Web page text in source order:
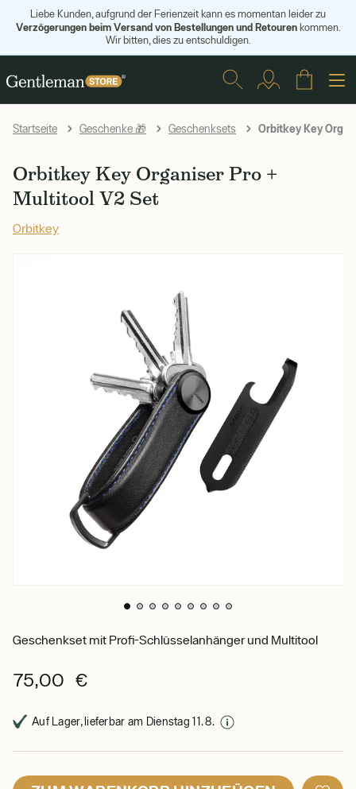
Liebe Kunden, aufgrund der Ferienzeit kann es momentan leider zu
Verzögerungen beim Versand von Bestellungen und Retourenkommen.
Wir bitten, dies zu entschuldigen.
Startseite Geschenke 🎁 Geschenksets Orbitkey Key
Orbitkey Key Organiser Pro +
Multitool V2 Set
Orbitkey
Geschenkset mit Profi-Schlüsselanhänger und Multitool
75,00 €
Auf Lager, lieferbar am Dienstag 11. 8.